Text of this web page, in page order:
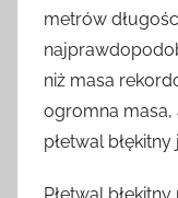
metrów
niż masa
ogromna masa,
płetwal